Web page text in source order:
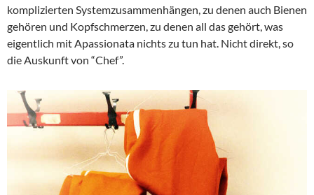
komplizierten Systemzusammenhängen, zu denen auch Bienen
gehören und Kopfschmerzen, zu denen all das gehört, was
eigentlich mit Apassionata nichts zu tun hat. Nicht direkt, so
die Auskunft von “Chef”.